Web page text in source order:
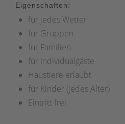
Eigenschaften:
für jedes Wetter
für Gruppen
für Familien
für Individualgäste
Haustiere erlaubt
für Kinder (jedes Alter)
Eintritt frei